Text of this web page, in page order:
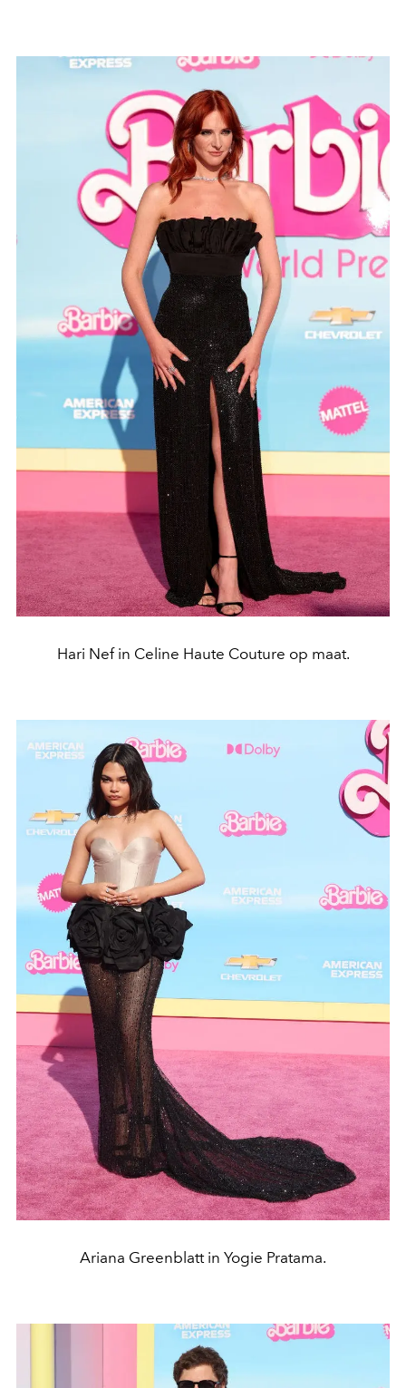
Hari Nef in Celine Haute Couture op maat.
Ariana Greenblatt in Yogie Pratama.